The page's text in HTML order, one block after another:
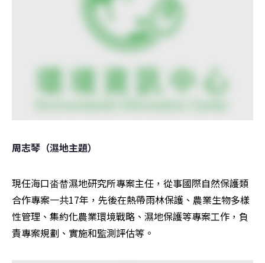
周志琴（濕地主題）
現任海口畓榃濕地研究所專案主任，從事國際自然保護類
合作專案一共17年，先後在熱帶雨林保護、農業生物多樣
性管理、集約化農業環境戰略、濕地保護等專案工作，負
責專案規劃、實施和監測評估等。